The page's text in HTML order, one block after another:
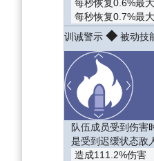
每秒恢复0.6%最
每秒恢复0.7%最
训诫警示 ◆ 被动技
队伍成员受到伤害
是受到迟缓状态敌
造成111.2%伤害